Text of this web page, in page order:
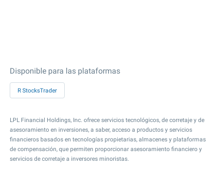
Disponible para las plataformas
R StocksTrader
LPL Financial Holdings, Inc. ofrece servicios tecnológicos, de corretaje y de
asesoramiento en inversiones, a saber, acceso a productos y servicios
financieros basados en tecnologías propietarias, almacenes y plataformas
de compensación, que permiten proporcionar asesoramiento financiero y
servicios de corretaje a inversores minoristas.